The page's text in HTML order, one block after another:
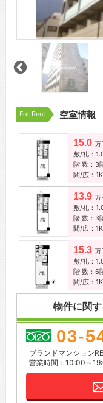
For Rent 空室情報
15.0 万
敷/礼：
階 数：3
間/広：
13.9 万
敷/礼：
階 数：3
間/広：
15.3 万
敷/礼：
階 数：6
間/広：
物件に関
03-
ブランドマンション
営業時間：10:00～